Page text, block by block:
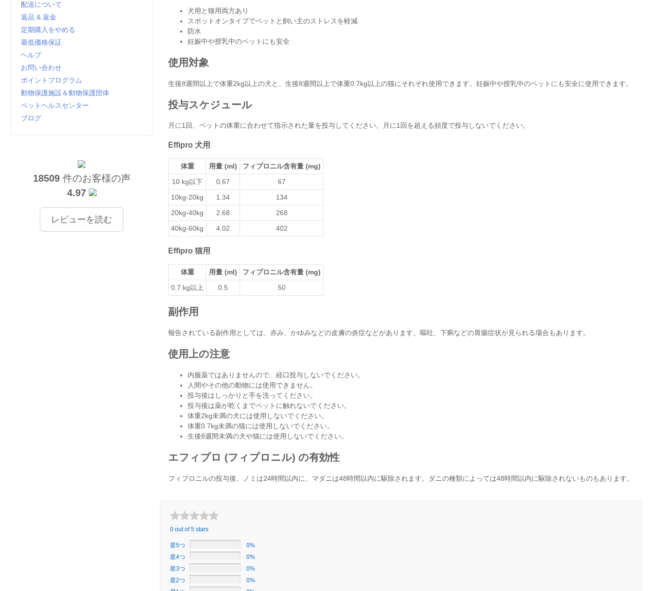
配送について
返品 & 返金
定期購入をやめる
最低価格保証
ヘルプ
お問い合わせ
ポイントプログラム
動物保護施設＆動物保護団体
ペットヘルスセンター
ブログ
18509件のお客様の声
4.97
レビューを読む
犬用と猫用両方あり
スポットオンタイプでペットと飼い主のストレスを軽減
防水
妊娠中や授乳中のペットにも安全
使用対象
生後8週間以上で体重2kg以上の犬と、生後8週間以上で体重0.7kg以上の猫にそれぞれ使用できます。妊娠中や授乳中のペットにも安全に使用できます。
投与スケジュール
月に1回、ペットの体重に合わせて指示された量を投与してください。月に1回を超える頻度で投与しないでください。
Effipro 犬用
体重 用量 (ml)
フィプロニル含有量 (mg)
10 kg以下
0.67
67
10kg-20kg
1.34
134
20kg-40kg
2.68
268
40kg-60kg
4.02 402
Effipro 猫用
体重 用量 (ml)
フィプロニル含有量 (mg)
0.7 kg以上
0.5 50
副作用
報告されている副作用としては、赤み、かゆみなどの皮膚の炎症などがあります。嘔吐、下痢などの胃腸症状が見られる場合もあります。
使用上の注意
内服薬ではありませんので、経口投与しないでください。
人間やその他の動物には使用できません。
投与後はしっかりと手を洗ってください。
投与後は薬が乾くまでペットに触れないでください。
体重2kg未満の犬には使用しないでください。
体重0.7kg未満の猫には使用しないでください。
生後8週間未満の犬や猫には使用しないでください。
エフィプロ (フィプロニル) の有効性
フィプロニルの投与後、ノミは24時間以内に、マダニは48時間以内に駆除されます。ダニの種類によっては48時間以内に駆除されないものもあります。
0 out of 5 stars
星5つ
0%
星4つ
0%
星3つ
0%
星2つ
0%